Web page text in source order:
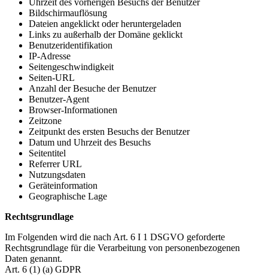
Bildschirmauflösung
Dateien angeklickt oder heruntergeladen
Links zu außerhalb der Domäne geklickt
Benutzeridentifikation
IP-Adresse
Seitengeschwindigkeit
Seiten-URL
Anzahl der Besuche der Benutzer
Benutzer-Agent
Browser-Informationen
Zeitzone
Zeitpunkt des ersten Besuchs der Benutzer
Datum und Uhrzeit des Besuchs
Seitentitel
Referrer URL
Nutzungsdaten
Geräteinformation
Geographische Lage
Rechtsgrundlage
Im Folgenden wird die nach Art. 6 I 1 DSGVO geforderte
Rechtsgrundlage für die Verarbeitung von personenbezogenen
Daten genannt.
Art. 6 (1) (a) GDPR